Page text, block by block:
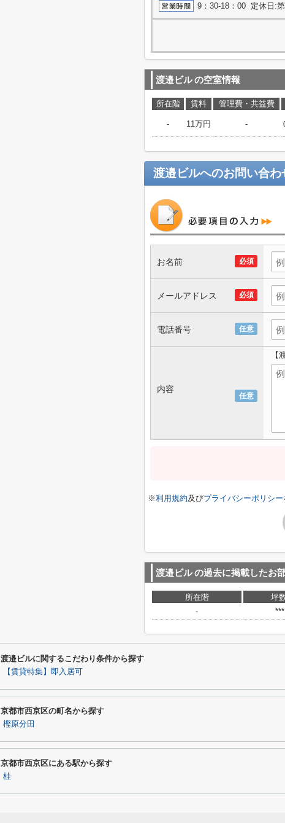
9：30-18：00 定休日:
渡邉ビルの空室情報
所在階 賃料 管理費・共益費
- 11万円 -
渡邉ビルへのお問い合わ
必須
お名前
必須
メールアドレス
任意
電話番号
任意
内容
【
※利用規約及びプライバシーポリシー
渡邉ビルの過去に掲載したお
所在階 坪
-
渡邉ビルに関するこだわり条件から探す
【賃貸特集】即入居可
京都市西京区の町名から探す
樫原分田
京都市西京区にある駅から探す
桂